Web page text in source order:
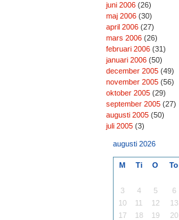
juni 2006(26)
maj 2006(30)
april 2006(27)
mars 2006(26)
februari 2006(31)
januari 2006(50)
december 2005(49)
november 2005(56)
oktober 2005(29)
september 2005(27)
augusti 2005(50)
juli 2005(3)
augusti 2026
M Ti O To
3
4 5 6
10
11 12 13
17
18 19 20